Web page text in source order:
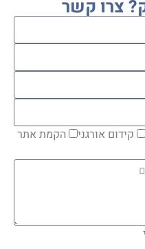
צרו קשר
קידום אורגני
הקמת אתר